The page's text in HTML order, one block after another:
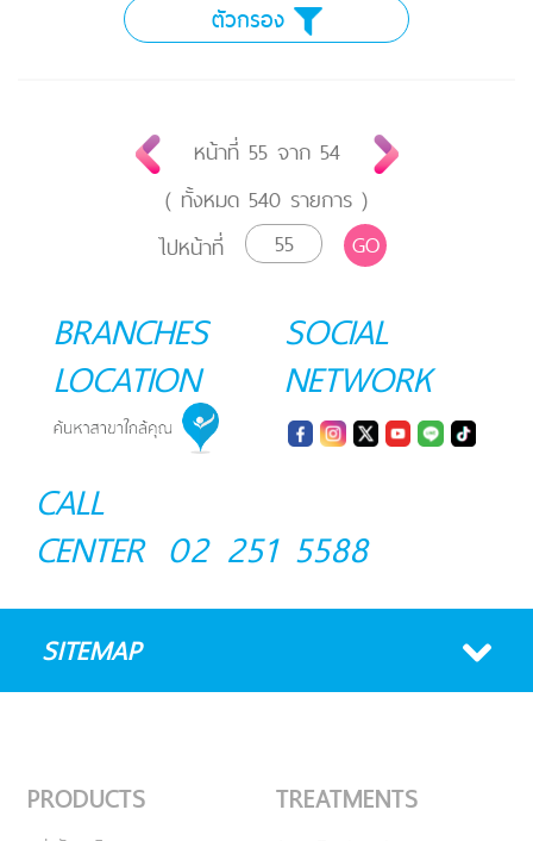
ตัวกรอง
หน้าที่ 55จาก 54
( ทั้งหมด 540 รายการ )
ไปหน้าที่
GO
BRANCHES
LOCATION
SOCIAL
NETWORK
CALL
CENTER 02 251 5588
SITEMAP
PRODUCTS TREATMENTS